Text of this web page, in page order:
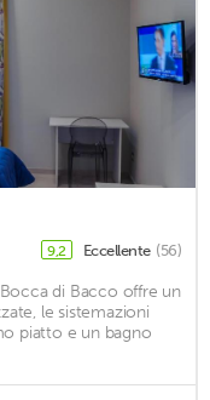
9,2 Eccellente (56)
di Bacco offre un
le sistemazioni
piatto e un bagno